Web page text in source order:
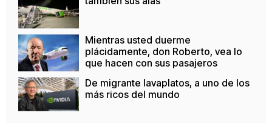
Mientras usted duerme
plácidamente, don Roberto, vea lo
que hacen con sus pasajeros
De migrante lavaplatos, a uno de los
más ricos del mundo